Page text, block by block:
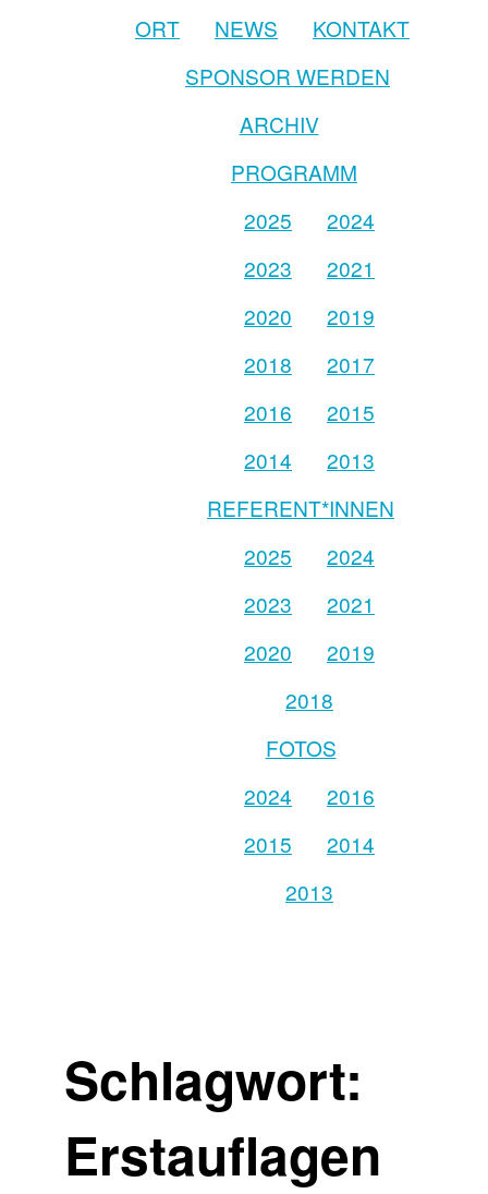
ORT
NEWS
KONTAKT
SPONSOR WERDEN
ARCHIV
PROGRAMM
2025
2024
2023
2021
2020
2019
2018
2017
2016
2015
2014
2013
REFERENT*INNEN
2025
2024
2023
2021
2020
2019
2018
FOTOS
2024
2016
2015
2014
2013
Schlagwort:
Erstauflagen